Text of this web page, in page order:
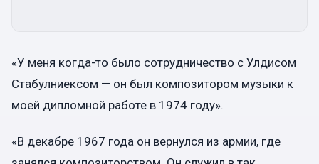
«У меня когда-то было сотрудничество с Улдисом
Стабулниексом — он был композитором музыки к
моей дипломной работе в 1974 году».
«В декабре 1967 года он вернулся из армии, где